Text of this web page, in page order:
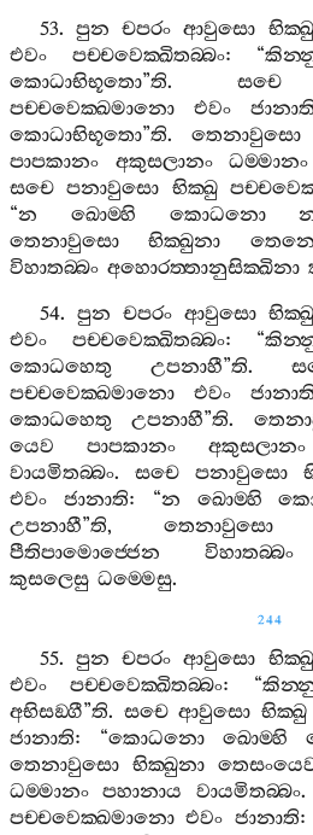
53. පුන චපරං ආවුසො
එවං
පච‍්චවෙක‍්ඛිතබ‍්බං: “
කොධාභිභූතො”ති. සචෙ
පච‍්චවෙක‍්ඛමානො
එවං ජානාති
කොධාභිභූතො”ති. තෙනාවුසො
පාපකානං
අකුසලානං ධම‍්මානං
සචෙ පනාවුසො භික‍්ඛු
“න ඛොම‍්හි කොධනො
තෙනාවුසො භික‍්ඛුනා
විහාතබ‍්බං අහොරත‍්තානුසික‍්ඛිනා
54. පුන චපරං ආවුසො
එවං
පච‍්චවෙක‍්ඛිතබ‍්බං: “
කොධහෙතු
උපනාහී”ති.
පච‍්චවෙක‍්ඛමානො
එවං ජානාති
කොධහෙතු
උපනාහී”ති.
යෙව
පාපකානං අකුසලානං
වායමිතබ‍්බං. සචෙ පනාවුසො
එවං
ජානාති: “න ඛොම‍්හි
උපනාහී”ති,තෙනාවුසො
පීතිපාමොජ‍්ජෙන
විහාතබ‍්බං
කුසලෙසු ධම‍්මෙසු.
244
55. පුන චපරං ආවුසො
එවං
පච‍්චවෙක‍්ඛිතබ‍්බං: “
අභිසඞ‍්ගී”ති. සචෙ ආවුසො භික‍්ඛු
ජානාති: “කොධනො ඛොම‍්හි
තෙනාවුසො භික‍්ඛුනා
ධම‍්මානං
පහානාය වායමිතබ‍්බං
පච‍්චවෙක‍්ඛමානො එවං ජානාති: